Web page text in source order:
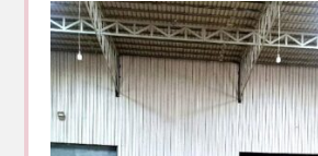
de
Wuhan
sur
le
patrimoine
culturel
numérisé